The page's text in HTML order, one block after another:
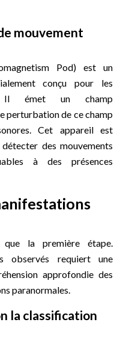
mouvement
Pod) est un
conçu pour les
Il émet un champ
perturbation de ce champ
Cet appareil est
des mouvements
à des présences
que la première étape.
observés requiert une
approfondie des
paranormales.
la classification